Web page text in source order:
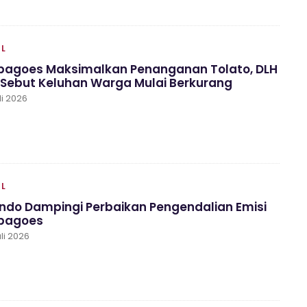
Maksimalkan Penanganan Tolato, DLH
Keluhan Warga Mulai Berkurang
2026
Dampingi Perbaikan Pengendalian Emisi
2026